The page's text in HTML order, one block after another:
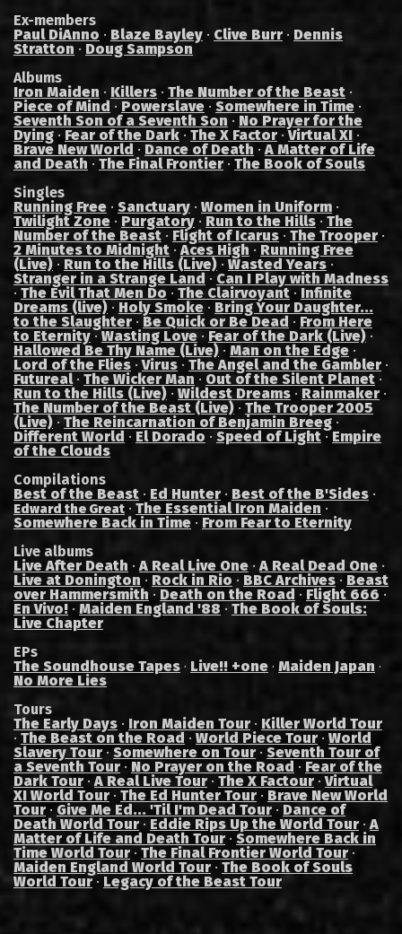
Ex-members
Paul DiAnno · Blaze Bayley · Clive Burr · Dennis
Stratton · Doug Sampson
Albums
Iron Maiden · Killers · The Number of the Beast ·
Piece of Mind · Powerslave · Somewhere in Time ·
Seventh Son of a Seventh Son · No Prayer for the
Dying · Fear of the Dark · The X Factor ·Virtual XI ·
Brave New World · Dance of Death ·A Matter of Life
and Death · The Final Frontier · The Book of Souls
Singles
Running Free · Sanctuary · Women in Uniform ·
Twilight Zone · Purgatory · Run to the Hills · The
Number of the Beast · Flight of Icarus · The Trooper ·
2 Minutes to Midnight ·Aces High · Running Free
(Live) · Run to the Hills (Live) · Wasted Years ·
Stranger in a Strange Land · Can I Play with Madness
· The Evil That Men Do · The Clairvoyant · Infinite
Dreams (live) · Holy Smoke · Bring Your Daughter...
to the Slaughter · Be Quick or Be Dead · From Here
to Eternity·Wasting Love · Fear of the Dark (Live) ·
Hallowed Be Thy Name (Live) · Man on the Edge ·
Lord of the Flies ·Virus · The Angel and the Gambler ·
Futureal· The Wicker Man · Out of the Silent Planet ·
Run to the Hills (Live) · Wildest Dreams · Rainmaker ·
The Number of the Beast (Live) · The Trooper 2005
(Live) · The Reincarnation of Benjamin Breeg ·
Different World · El Dorado · Speed of Light·Empire
of the Clouds
Compilations
Best of the Beast · Ed Hunter · Best of the B'Sides ·
Edward the Great · The Essential Iron Maiden ·
Somewhere Back in Time · From Fear to Eternity
Live albums
Live After Death ·A Real Live One ·A Real Dead One ·
Live at Donington · Rock in Rio · BBC Archives · Beast
over Hammersmith · Death on the Road · Flight 666 ·
En Vivo! · Maiden England '88 · The Book of Souls:
Live Chapter
EPs
The Soundhouse Tapes · Live!! +one · Maiden Japan ·
No More Lies
Tours
The Early Days · Iron Maiden Tour · Killer World Tour
· The Beast on the Road · World Piece Tour · World
Slavery Tour · Somewhere on Tour · Seventh Tour of
a Seventh Tour · No Prayer on the Road · Fear of the
Dark Tour ·A Real Live Tour · The X Factour ·Virtual
XI World Tour · The Ed Hunter Tour · Brave New World
Tour · Give Me Ed... 'Til I'm Dead Tour · Dance of
Death World Tour · Eddie Rips Up the World Tour ·A
Matter of Life and Death Tour · Somewhere Back in
Time World Tour · The Final Frontier World Tour ·
Maiden England World Tour · The Book of Souls
World Tour· Legacy of the Beast Tour